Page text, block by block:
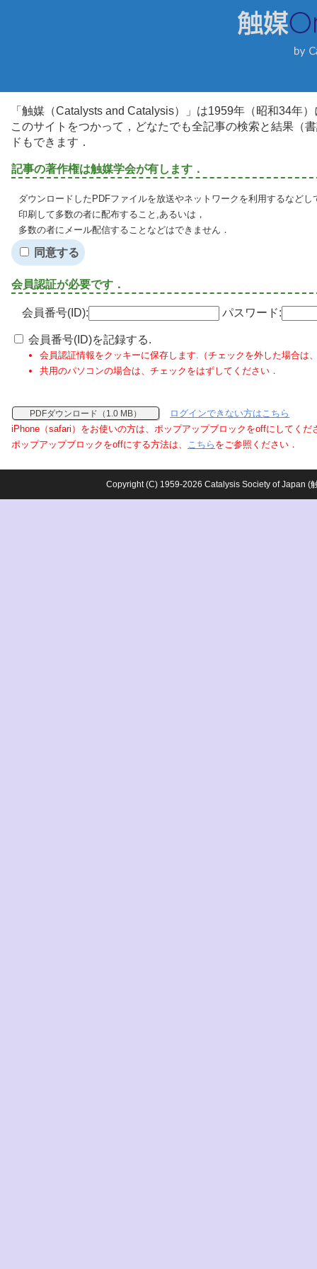
「触媒（Catalysts and Catalysis）」は1959年（昭和34年
このサイトをつかって，どなたでも全記事の検索と結果（
ドもできます．
記事の著作権は触媒学会が有します．
ダウンロードしたPDFファイルを放送やネットワークを利用するなど
印刷して多数の者に配布すること,あるいは，
多数の者にメール配信することなどはできません．
同意する
会員認証が必要です．
会員番号(ID): パスワード:
会員番号(ID)を記録する.
会員認証情報をクッキーに保存します.（チェックを外した場合は
共用のパソコンの場合は、チェックをはずしてください．
PDFダウンロード（1.0 MB）
ログインできない方はこちら
iPhone（safari）をお使いの方は、ポップアップブロックをoffにしてくだ
ポップアップブロックをoffにする方法は、 こちら をご参照ください．
Copyright (C) 1959-2026 Catalysis Society of Japan (